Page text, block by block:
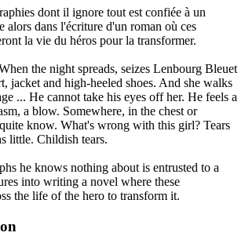
dont il ignore tout est confiée à un
alors dans l'écriture d'un roman où ces
la vie du héros pour la transformer.
the night spreads, seizes Lenbourg Bleuet
jacket and high-heeled shoes. And she walks
... He cannot take his eyes off her. He feels a
a blow. Somewhere, in the chest or
know. What's wrong with this girl? Tears
little. Childish tears.
he knows nothing about is entrusted to a
into writing a novel where these
the life of the hero to transform it.